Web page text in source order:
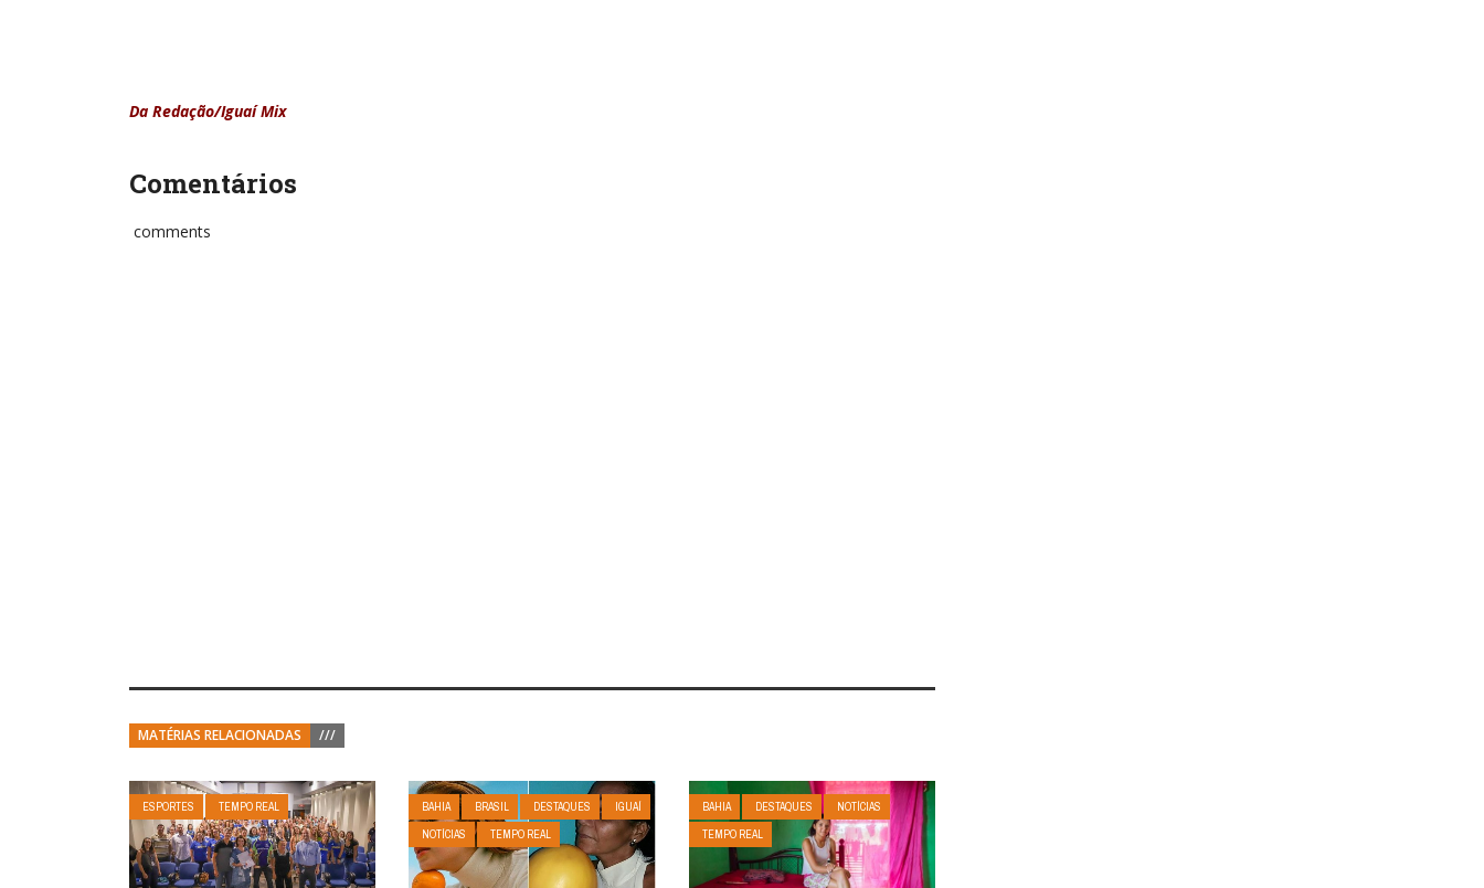
Da Redação/Iguaí Mix
Comentários
comments
MATÉRIAS RELACIONADAS ///
ESPORTES TEMPO REAL BAHIA BRASIL DESTAQUES
IGUAÍ
NOTÍCIAS
TEMPO REAL
BAHIA DESTAQUES
NOTÍCIAS
TEMPO REAL